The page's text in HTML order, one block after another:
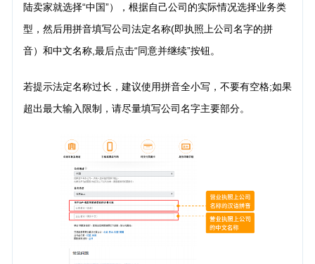
陆卖家就选择“中国”），根据自己公司的实际情况选择业务类
型，然后用拼音填写公司法定名称(即执照上公司名字的拼
音）和中文名称,最后点击“同意并继续”按钮。
若提示法定名称过长，建议使用拼音全小写，不要有空格;如果
超出最大输入限制，请尽量填写公司名字主要部分。